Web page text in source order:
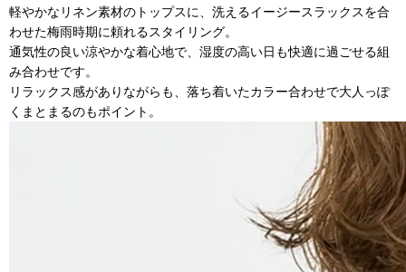
軽やかなリネン素材のトップスに、洗えるイージースラックスを合
わせた梅雨時期に頼れるスタイリング。
通気性の良い涼やかな着心地で、湿度の高い日も快適に過ごせる組
み合わせです。
リラックス感がありながらも、落ち着いたカラー合わせで大人っぽ
くまとまるのもポイント。